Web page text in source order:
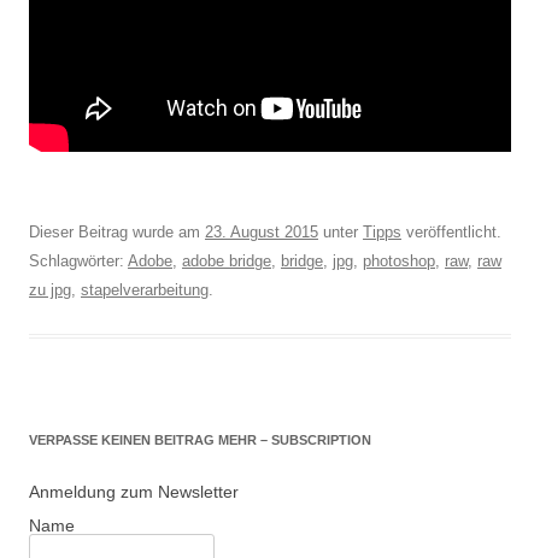
Dieser Beitrag wurde am 23. August 2015 unter Tipps veröffentlicht.
Schlagwörter: Adobe adobe bridge bridge jpg photoshop raw, raw
zu jpg stapelverarbeitung
VERPASSE KEINEN BEITRAG MEHR – SUBSCRIPTION
Anmeldung zum Newsletter
Name